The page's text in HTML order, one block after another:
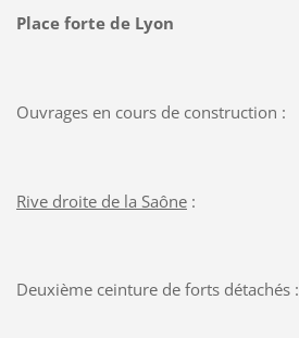
Place forte de Lyon
Ouvrages en cours de construction :
Rive droite de la Saône:
Deuxième ceinture de forts détachés :